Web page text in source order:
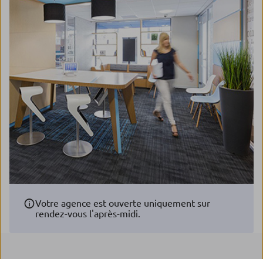
Votre agence est ouverte uniquement sur
rendez-vous l'après-midi.